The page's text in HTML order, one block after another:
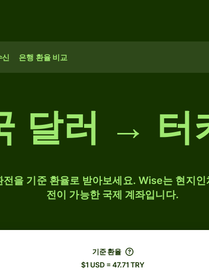
신 은행 환율 비교
달러 → 터
을 기준 환율로 받아보세요. Wise는 현지인
전이 가능한 국제 계좌입니다.
기준 환율
$1 USD = 47.71 TRY